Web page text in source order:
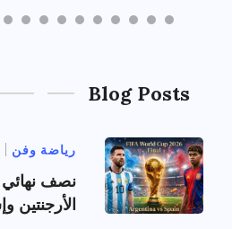
Blog Posts
رياضة وفن
الأرجنتين